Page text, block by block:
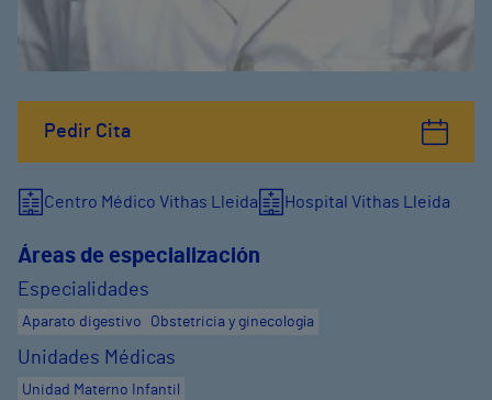
Pedir Cita
Centro Médico Vithas Lleida Hospital Vithas Lleida
Áreas de especialización
Especialidades
Aparato digestivo Obstetricia y ginecología
Unidades Médicas
Unidad Materno Infantil